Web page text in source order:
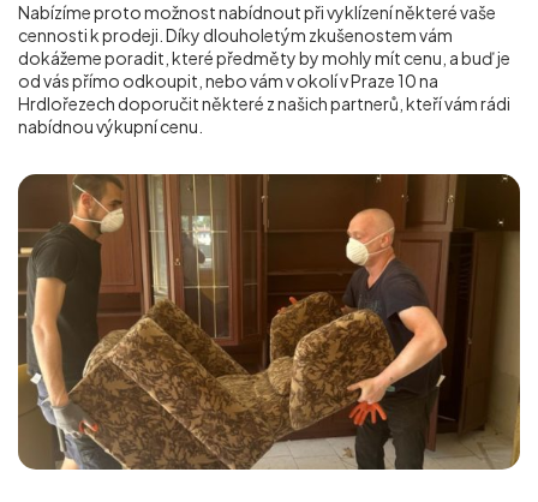
Nabízíme proto možnost nabídnout při vyklízení některé vaše
cennosti k prodeji. Díky dlouholetým zkušenostem vám
dokážeme poradit, které předměty by mohly mít cenu, a buď je
od vás přímo odkoupit, nebo vám v okolív Praze 10 na
Hrdlořezech doporučit některé z našich partnerů, kteří vám rádi
nabídnou výkupní cenu.